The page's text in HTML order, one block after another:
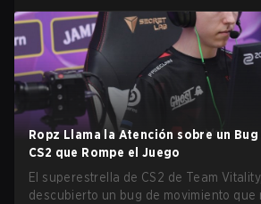
Ropz Llama la Atención sobre un
CS2 que Rompe el Juego
El superestrella de CS2 de Team
descubierto un bug de movimiento que